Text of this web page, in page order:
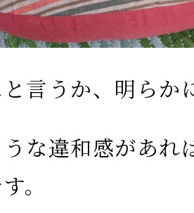
言うか、明らか
うな違和感があれ
。